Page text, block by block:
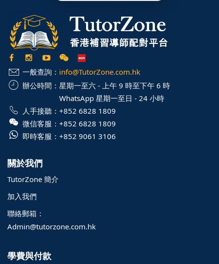
一般查詢： info@TutorZone.com.hk
辦公時間： 星期一至六 - 上午 9 時至下午 6 時
WhatsApp 星期一至日 - 24 小時
人手接聽： +852 6828 1809
微信客服： +852 6828 1809
即時客服： +852 9061 3106
關於我們
TutorZone 簡介
加入我們
聯絡郵箱：
Admin@tutorzone.com.hk
學費與付款